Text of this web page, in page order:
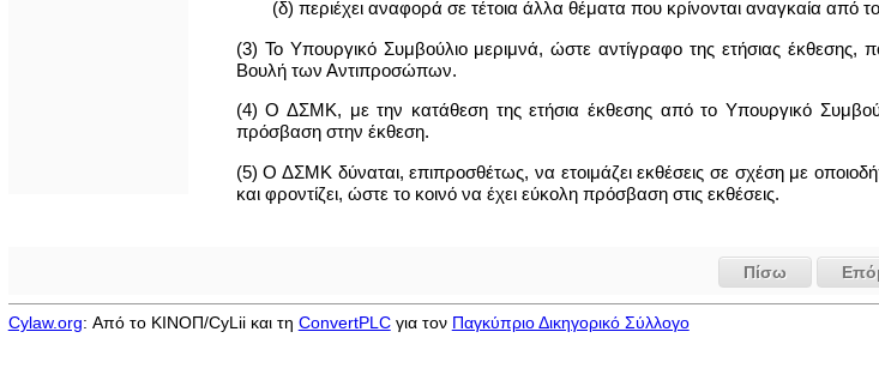
(δ) περιέχει αναφορά σε τέτοια άλλα θέματα που κρίνονται αναγκαία από
(3) Το Υπουργικό Συμβούλιο μεριμνά, ώστε αντίγραφο της ετήσιας έκθεσης,
Βουλή των Αντιπροσώπων.
(4) Ο ΔΣΜΚ, με την κατάθεση της ετήσια έκθεσης από το Υπουργικό
πρόσβαση στην έκθεση.
(5) Ο ΔΣΜΚ δύναται, επιπροσθέτως, να ετοιμάζει εκθέσεις σε σχέση με
και φροντίζει, ώστε το κοινό να έχει εύκολη πρόσβαση στις εκθέσεις.
Πίσω
Cylaw.org: Από το ΚΙΝOΠ/CyLii και τη ConvertPLCγια τον Παγκύπριο Δικηγορικό Σύλλογο